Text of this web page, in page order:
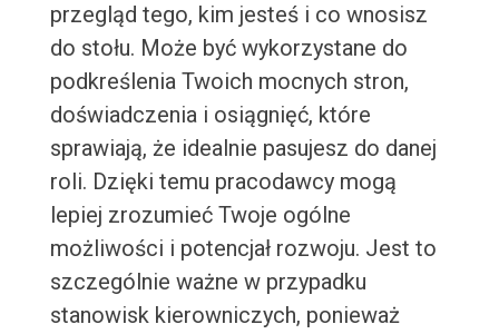
przegląd tego, kim jesteś i co wnosisz
do stołu. Może być wykorzystane do
podkreślenia Twoich mocnych stron,
doświadczenia i osiągnięć, które
sprawiają, że idealnie pasujesz do danej
roli. Dzięki temu pracodawcy mogą
lepiej zrozumieć Twoje ogólne
możliwości i potencjał rozwoju. Jest to
szczególnie ważne w przypadku
stanowisk kierowniczych, ponieważ